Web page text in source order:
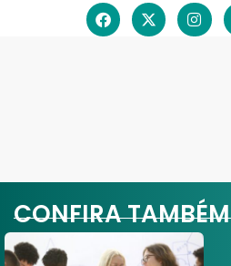
CONFIRA TAMBÉM